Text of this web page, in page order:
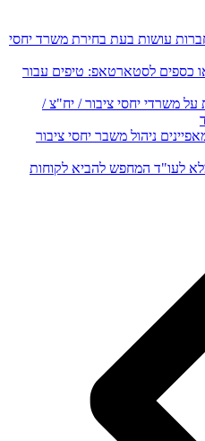
עושות בעת בחירת משרד יחסי
כספים לסטארטאפ: טיפים עבור
משרדי יחסי ציבור / יח"צ /
משברים בתקשורת: 3 מאפיינים ניהול משבר יחסי ציבור
לעו"ד המחפש להביא לקוחות